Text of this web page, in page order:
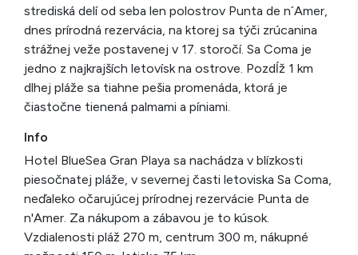
strediská delí od seba len polostrov Punta de n´Amer,
dnes prírodná rezervácia, na ktorej sa týči zrúcanina
strážnej veže postavenej v 17. storočí. Sa Coma je
jedno z najkrajších letovísk na ostrove. Pozdĺž 1 km
dlhej pláže sa tiahne pešia promenáda, ktorá je
čiastočne tienená palmami a píniami.
Info
Hotel BlueSea Gran Playa sa nachádza v blízkosti
piesočnatej pláže, v severnej časti letoviska Sa Coma,
neďaleko očarujúcej prírodnej rezervácie Punta de
n'Amer. Za nákupom a zábavou je to kúsok.
Vzdialenosti pláž 270 m, centrum 300 m, nákupné